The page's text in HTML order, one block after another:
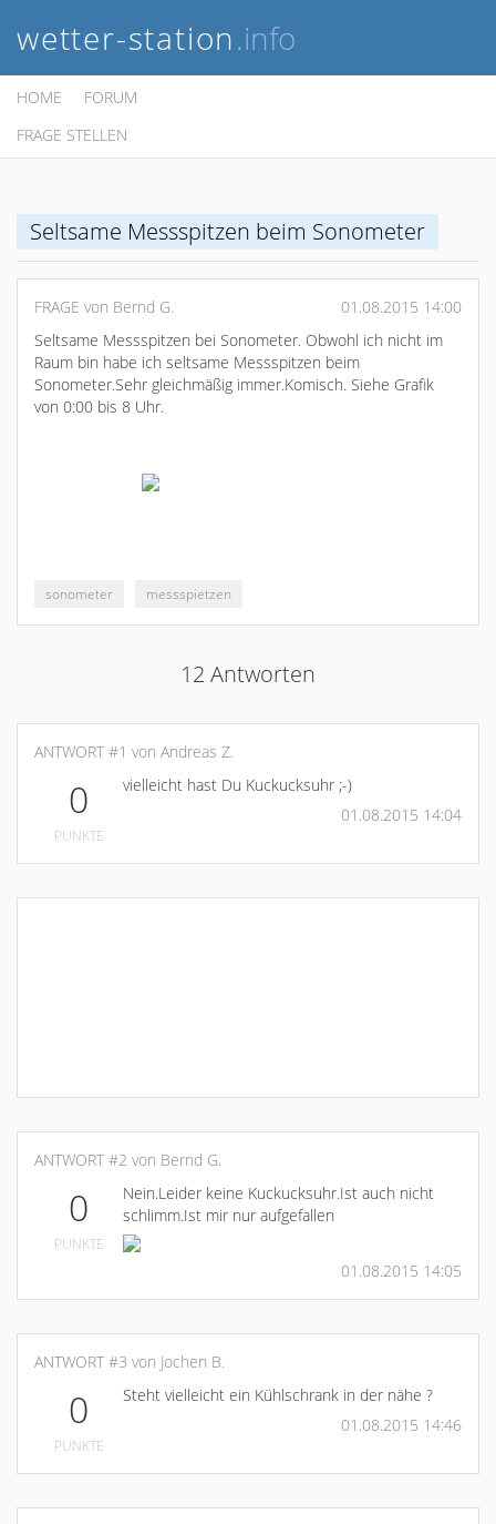
wetter-station.info
HOME
FORUM
FRAGE STELLEN
Seltsame Messspitzen beim Sonometer
FRAGE von Bernd G.
01.08.2015 14:00
Seltsame Messspitzen bei Sonometer. Obwohl ich nicht im
Raum bin habe ich seltsame Messspitzen beim
Sonometer.Sehr gleichmäßig immer.Komisch. Siehe Grafik
von 0:00 bis 8 Uhr.
sonometer messspietzen
12 Antworten
ANTWORT #1 von Andreas Z.
0
PUNKTE
vielleicht hast Du Kuckucksuhr ;-)
01.08.2015 14:04
ANTWORT #2 von Bernd G.
0
PUNKTE
Nein.Leider keine Kuckucksuhr.Ist auch nicht
schlimm.Ist mir nur aufgefallen
01.08.2015 14:05
ANTWORT #3 von Jochen B.
0
PUNKTE
Steht vielleicht ein Kühlschrank in der nähe ?
01.08.2015 14:46